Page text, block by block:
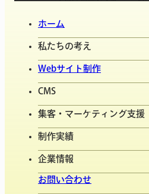
ホーム
私たちの考え
Webサイト制作
CMS
集客・マーケティング支援
制作実績
企業情報
お問い合わせ